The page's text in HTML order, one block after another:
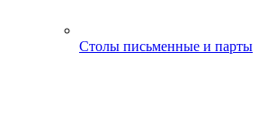
Столы письменные и парты